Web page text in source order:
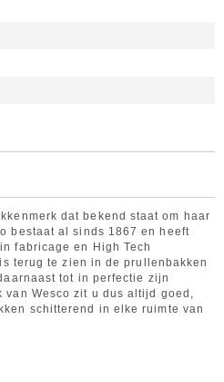
dat bekend staat om haar
bestaat al sinds 1867 en heeft
fabricage en High Tech
terug te zien in de prullenbakken
tot in perfectie zijn
van Wesco zit u dus altijd goed,
schitterend in elke ruimte van